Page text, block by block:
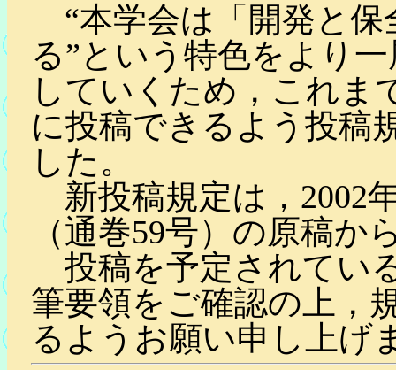
“本学会は「開発と保
る”という特色をより
していくため，これま
に投稿できるよう投稿
した。
新投稿規定は，2002
（通巻59号）の原稿か
投稿を予定されてい
筆要領をご確認の上，
るようお願い申し上げ